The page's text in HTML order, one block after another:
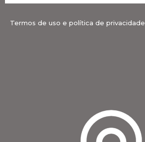
Termos de uso e política de privacidade